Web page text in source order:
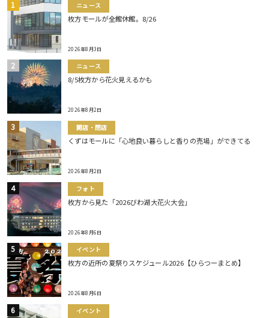
ニュース
枚方モールが全館休館。8/26
2026年8月3日
ニュース
8/5枚方から花火見えるかも
2026年8月2日
開店・閉店
くずはモールに「心地良い暮らしと香りの売場」ができてる
2026年8月2日
フォト
枚方から見た「2026びわ湖大花火大会」
2026年8月6日
イベント
枚方の近所の夏祭りスケジュール2026【ひらつーまとめ】
2026年8月6日
イベント